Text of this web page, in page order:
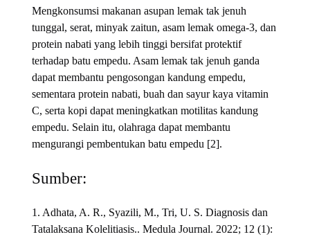
Mengkonsumsi makanan asupan lemak tak jenuh
tunggal, serat, minyak zaitun, asam lemak omega-3, dan
protein nabati yang lebih tinggi bersifat protektif
terhadap batu empedu. Asam lemak tak jenuh ganda
dapat membantu pengosongan kandung empedu,
sementara protein nabati, buah dan sayur kaya vitamin
C, serta kopi dapat meningkatkan motilitas kandung
empedu. Selain itu, olahraga dapat membantu
mengurangi pembentukan batu empedu [2].
Sumber:
1. Adhata, A. R., Syazili, M., Tri, U. S. Diagnosis dan
Tatalaksana Kolelitiasis.. Medula Journal. 2022; 12 (1):